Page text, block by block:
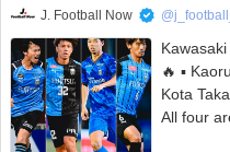
J. Football Now
🔥 ▪️ Kaoru Mitoma (Brighton) ▪️ Ao Tanaka (Leeds) ▪️
Kota
All four